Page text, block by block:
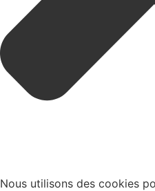
Nous utilisons des cookies